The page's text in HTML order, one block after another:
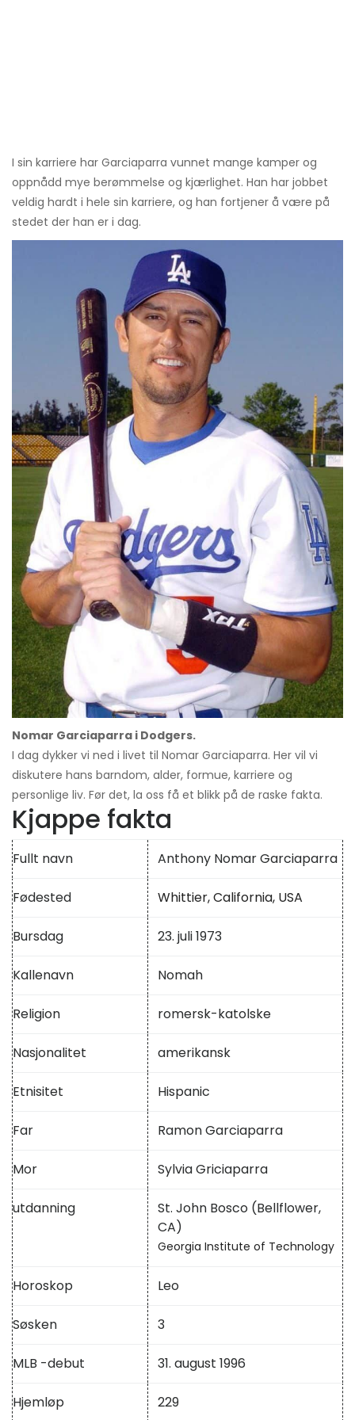
I sin karriere har Garciaparra vunnet mange kamper og
oppnådd mye berømmelse og kjærlighet. Han har jobbet
veldig hardt i hele sin karriere, og han fortjener å være på
stedet der han er i dag.
Nomar Garciaparra i Dodgers.
I dag dykker vi ned i livet til Nomar Garciaparra. Her vil vi
diskutere hans barndom, alder, formue, karriere og
personlige liv. Før det, la oss få et blikk på de raske fakta.
Kjappe fakta
Fullt navn Anthony Nomar Garciaparra
Fødested Whittier, California, USA
Bursdag 23. juli 1973
Kallenavn Nomah
Religion romersk-katolske
Nasjonalitet amerikansk
Etnisitet Hispanic
Far Ramon Garciaparra
Mor Sylvia Griciaparra
utdanning
St. John Bosco (Bellflower,
CA)
Georgia Institute of Technology
Horoskop Leo
Søsken 3
MLB -debut 31. august 1996
Hjemløp 229